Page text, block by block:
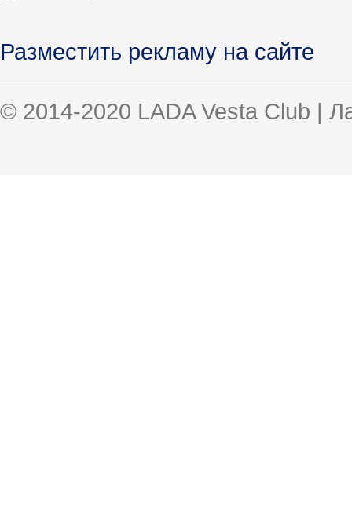
Разместить рекламу на сайте
© 2014-2020 LADA Vesta Club |